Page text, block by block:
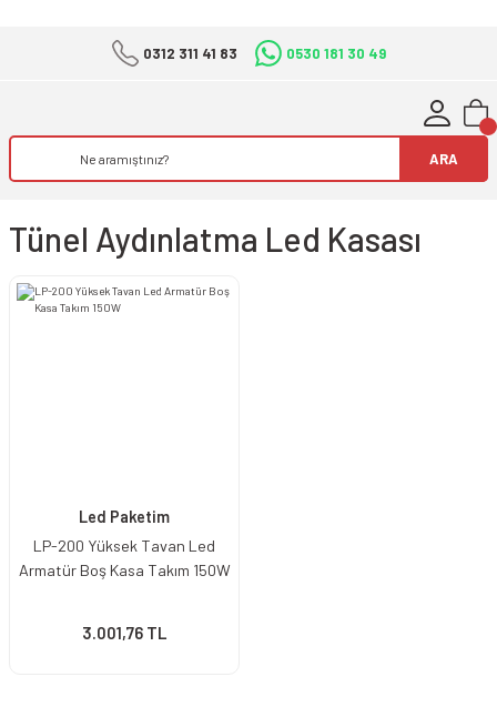
0312 311 41 83 0530 181 30 49
ARA
Tünel Aydınlatma Led Kasası
Led Paketim
LP-200 Yüksek Tavan Led
Armatür Boş Kasa Takım 150W
3.001,76 TL